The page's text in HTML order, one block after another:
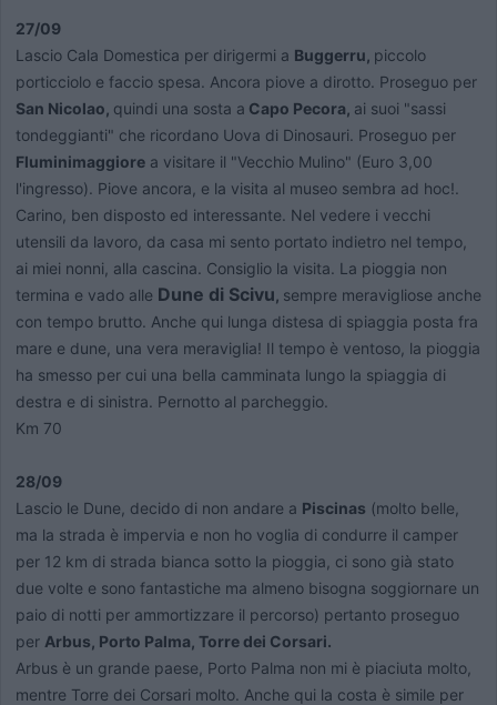
27/09
Lascio Cala Domestica per dirigermi a Buggerru, piccolo
porticciolo e faccio spesa. Ancora piove a dirotto. Proseguo per
San Nicolao, quindi una sosta a Capo Pecora, ai suoi "sassi
tondeggianti" che ricordano Uova di Dinosauri. Proseguo per
Fluminimaggiore a visitare il "Vecchio Mulino" (Euro 3,00
l'ingresso). Piove ancora, e la visita al museo sembra ad hoc!.
Carino, ben disposto ed interessante. Nel vedere i vecchi
utensili da lavoro, da casa mi sento portato indietro nel tempo,
ai miei nonni, alla cascina. Consiglio la visita. La pioggia non
termina e vado alle Dune di Scivu sempre meravigliose anche
con tempo brutto. Anche qui lunga distesa di spiaggia posta fra
mare e dune, una vera meraviglia! Il tempo è ventoso, la pioggia
ha smesso per cui una bella camminata lungo la spiaggia di
destra e di sinistra. Pernotto al parcheggio.
Km 70
28/09
Lascio le Dune, decido di non andare a Piscinas (molto belle,
ma la strada è impervia e non ho voglia di condurre il camper
per 12 km di strada bianca sotto la pioggia, ci sono già stato
due volte e sono fantastiche ma almeno bisogna soggiornare un
paio di notti per ammortizzare il percorso) pertanto proseguo
per Arbus, Porto Palma, Torre dei Corsari.
Arbus è un grande paese, Porto Palma non mi è piaciuta molto,
mentre Torre dei Corsari molto. Anche qui la costa è simile per